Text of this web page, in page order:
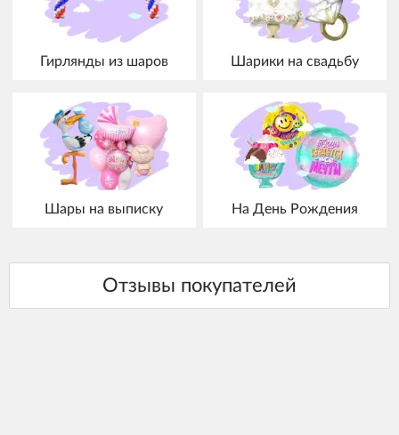
Гирлянды из шаров Шарики на свадьбу
Шары на выписку На День Рождения